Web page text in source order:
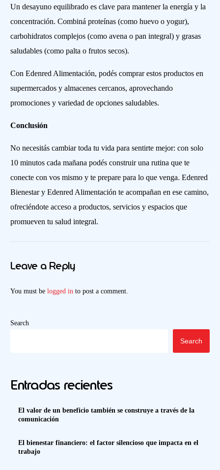
Un desayuno equilibrado es clave para mantener la energía y la
concentración. Combiná proteínas (como huevo o yogur),
carbohidratos complejos (como avena o pan integral) y grasas
saludables (como palta o frutos secos).
Con Edenred Alimentación, podés comprar estos productos en
supermercados y almacenes cercanos, aprovechando
promociones y variedad de opciones saludables.
Conclusión
No necesitás cambiar toda tu vida para sentirte mejor: con solo
10 minutos cada mañana podés construir una rutina que te
conecte con vos mismo y te prepare para lo que venga. Edenred
Bienestar y Edenred Alimentación te acompañan en ese camino,
ofreciéndote acceso a productos, servicios y espacios que
promueven tu salud integral.
Leave a Reply
You must belogged in to post a comment.
Search
Search
Entradas recientes
El valor de un beneficio también se construye a través de la
comunicación
El bienestar financiero: el factor silencioso que impacta en el
trabajo